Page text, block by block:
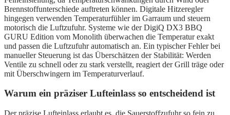
Brennstoffunterschiede auftreten können. Digitale Hitzeregler
hingegen verwenden Temperaturfühler im Garraum und steuern
motorisch die Luftzufuhr. Systeme wie der DigiQ DX3 BBQ
GURU Edition vom Monolith überwachen die Temperatur exakt
und passen die Luftzufuhr automatisch an. Ein typischer Fehler bei
manueller Steuerung ist das Überschätzen der Stabilität: Werden
Ventile zu schnell oder zu stark verstellt, reagiert der Grill träge oder
mit Überschwingern im Temperaturverlauf.
Warum ein präziser Lufteinlass so entscheidend ist
Der präzise Lufteinlass erlaubt es, die Sauerstoffzufuhr so fein zu